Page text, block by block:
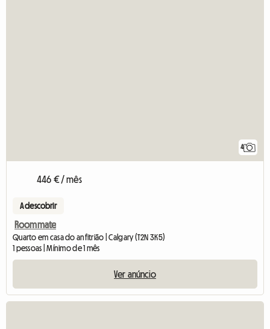
4
446 € / mês
A descobrir
Roommate
Quarto em casa do anfitrião | Calgary (T2N 3K5)
1 pessoas | Mínimo de 1 mês
Ver anúncio